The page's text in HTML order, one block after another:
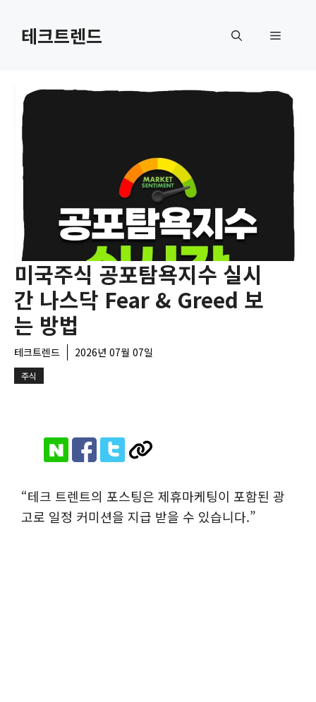
테크트렌드 메
미국주식 공포탐욕지수 실시
간 나스닥 Fear & Greed 보
는 방법
테크트렌드 2026년 07월 07일
주식
“테크 트렌트의 포스팅은 제휴마케팅이 포함된 광
고로 일정 커미션을 지급 받을 수 있습니다.”